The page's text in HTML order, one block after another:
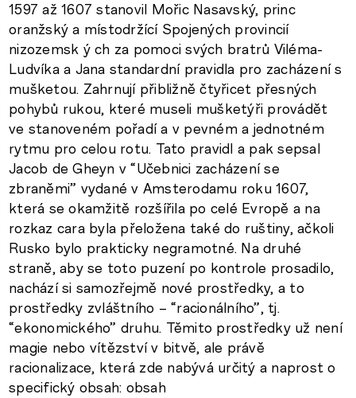
1597 až 1607 stanovil Mořic Nasavský, princ
oranžský a místodržící Spojených provincií
nizozemsk ý ch za pomoci svých bratrů Viléma-
Ludvíka a Jana standardní pravidla pro zacházení s
mušketou. Zahrnují přibližně čtyřicet přesných
pohybů rukou, které museli mušketýři provádět
ve stanoveném pořadí a v pevném a jednotném
rytmu pro celou rotu. Tato pravidl a pak sepsal
Jacob de Gheyn v “Učebnici zacházení se
zbraněmi” vydané v Amsterodamu roku 1607,
která se okamžitě rozšířila po celé Evropě a na
rozkaz cara byla přeložena také do ruštiny, ačkoli
Rusko bylo prakticky negramotné. Na druhé
straně, aby se toto puzení po kontrole prosadilo,
nachází si samozřejmě nové prostředky, a to
prostředky zvláštního – “racionálního”, tj.
“ekonomického” druhu. Těmito prostředky už není
magie nebo vítězství v bitvě, ale právě
racionalizace, která zde nabývá určitý a naprost o
specifický obsah: obsah